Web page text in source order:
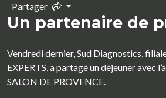
Partager
Un partenaire de
Vendredi dernier, Sud Diagnostics,
EXPERTS, a partagé un déjeuner avec
SALON DE PROVENCE.